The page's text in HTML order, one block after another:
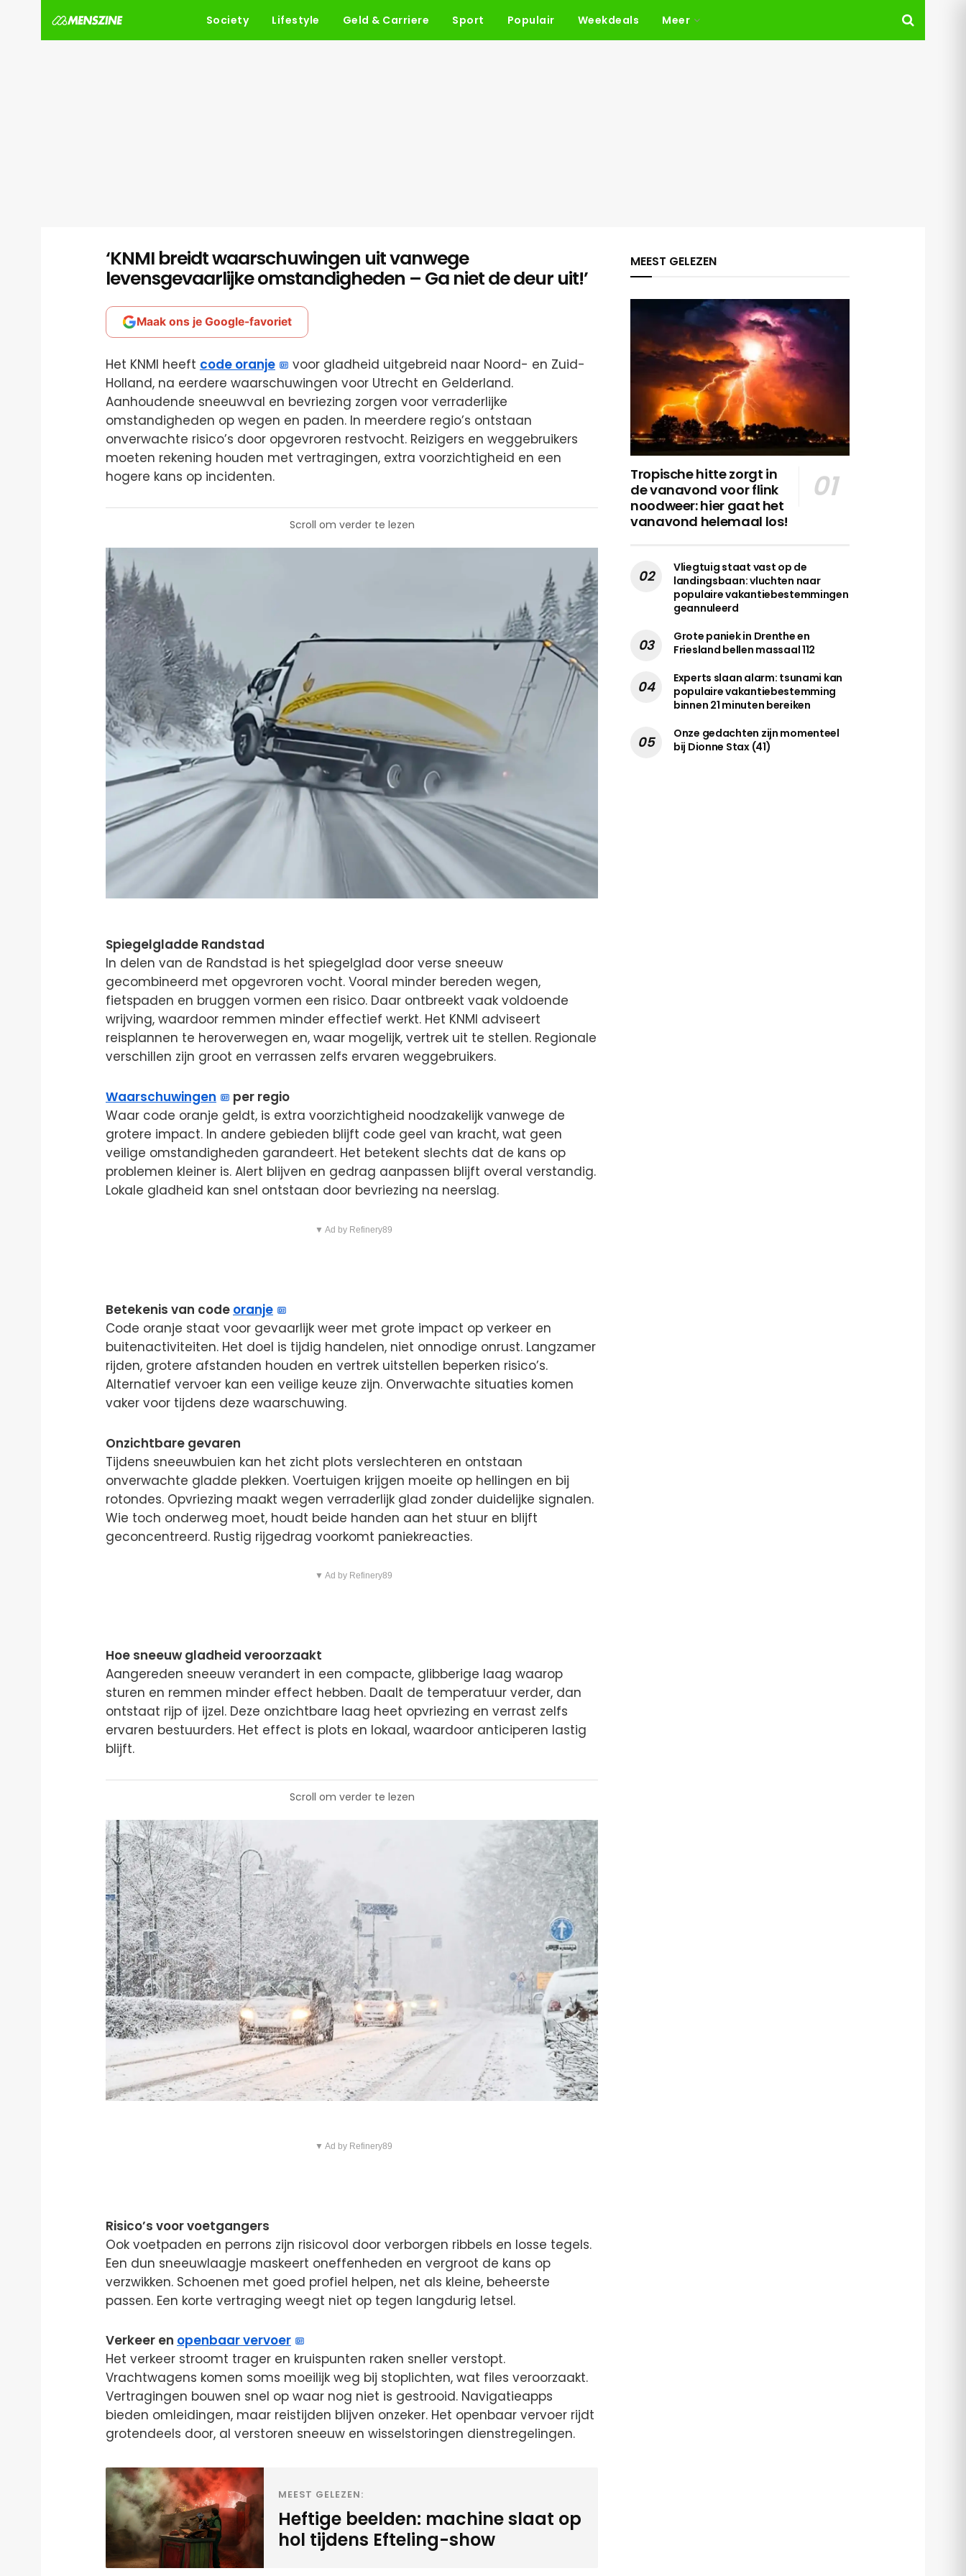
Society Lifestyle Geld & Carriere Sport Populair Weekdeals Meer
‘KNMI breidt waarschuwingen uit vanwege
levensgevaarlijke omstandigheden – Ga niet de deur uit!’
Maak ons je Google-favoriet
Het KNMI heeft code oranje
voor gladheid uitgebreid naar Noord- en Zuid-
Holland, na eerdere waarschuwingen voor Utrecht en Gelderland.
Aanhoudende sneeuwval en bevriezing zorgen voor verraderlijke
omstandigheden op wegen en paden. In meerdere regio’s ontstaan
onverwachte risico’s door opgevroren restvocht. Reizigers en weggebruikers
moeten rekening houden met vertragingen, extra voorzichtigheid en een
hogere kans op incidenten.
Scroll om verder te lezen
Spiegelgladde Randstad
In delen van de Randstad is het spiegelglad door verse sneeuw
gecombineerd met opgevroren vocht. Vooral minder bereden wegen,
fietspaden en bruggen vormen een risico. Daar ontbreekt vaak voldoende
wrijving, waardoor remmen minder effectief werkt. Het KNMI adviseert
reisplannen te heroverwegen en, waar mogelijk, vertrek uit te stellen. Regionale
verschillen zijn groot en verrassen zelfs ervaren weggebruikers.
Waarschuwingen
per regio
Waar code oranje geldt, is extra voorzichtigheid noodzakelijk vanwege de
grotere impact. In andere gebieden blijft code geel van kracht, wat geen
veilige omstandigheden garandeert. Het betekent slechts dat de kans op
problemen kleiner is. Alert blijven en gedrag aanpassen blijft overal verstandig.
Lokale gladheid kan snel ontstaan door bevriezing na neerslag.
▼ Ad by Refinery89
Betekenis van code oranje
Code oranje staat voor gevaarlijk weer met grote impact op verkeer en
buitenactiviteiten. Het doel is tijdig handelen, niet onnodige onrust. Langzamer
rijden, grotere afstanden houden en vertrek uitstellen beperken risico’s.
Alternatief vervoer kan een veilige keuze zijn. Onverwachte situaties komen
vaker voor tijdens deze waarschuwing.
Onzichtbare gevaren
Tijdens sneeuwbuien kan het zicht plots verslechteren en ontstaan
onverwachte gladde plekken. Voertuigen krijgen moeite op hellingen en bij
rotondes. Opvriezing maakt wegen verraderlijk glad zonder duidelijke signalen.
Wie toch onderweg moet, houdt beide handen aan het stuur en blijft
geconcentreerd. Rustig rijgedrag voorkomt paniekreacties.
▼ Ad by Refinery89
Hoe sneeuw gladheid veroorzaakt
Aangereden sneeuw verandert in een compacte, glibberige laag waarop
sturen en remmen minder effect hebben. Daalt de temperatuur verder, dan
ontstaat rijp of ijzel. Deze onzichtbare laag heet opvriezing en verrast zelfs
ervaren bestuurders. Het effect is plots en lokaal, waardoor anticiperen lastig
blijft.
Scroll om verder te lezen
▼ Ad by Refinery89
Risico’s voor voetgangers
Ook voetpaden en perrons zijn risicovol door verborgen ribbels en losse tegels.
Een dun sneeuwlaagje maskeert oneffenheden en vergroot de kans op
verzwikken. Schoenen met goed profiel helpen, net als kleine, beheerste
passen. Een korte vertraging weegt niet op tegen langdurig letsel.
Verkeer en openbaar vervoer
Het verkeer stroomt trager en kruispunten raken sneller verstopt.
Vrachtwagens komen soms moeilijk weg bij stoplichten, wat files veroorzaakt.
Vertragingen bouwen snel op waar nog niet is gestrooid. Navigatieapps
bieden omleidingen, maar reistijden blijven onzeker. Het openbaar vervoer rijdt
grotendeels door, al verstoren sneeuw en wisselstoringen dienstregelingen.
MEEST GELEZEN:
Heftige beelden: machine slaat op
hol tijdens Efteling-show
MEEST GELEZEN
Tropische hitte zorgt in
de vanavond voor flink
noodweer: hier gaat het
vanavond helemaal los!
Vliegtuig staat vast op de
landingsbaan: vluchten naar
populaire vakantiebestemmingen
geannuleerd
Grote paniek in Drenthe en
Friesland bellen massaal 112
Experts slaan alarm: tsunami kan
populaire vakantiebestemming
binnen 21 minuten bereiken
Onze gedachten zijn momenteel
bij Dionne Stax (41)